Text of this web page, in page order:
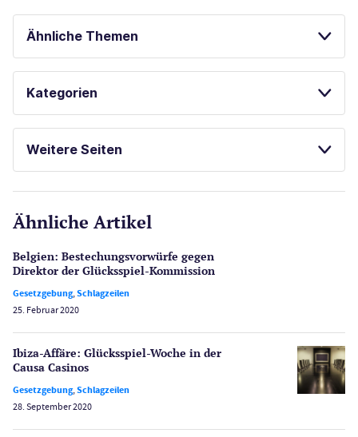
Ähnliche Themen
SPIELAUTOMATEN ONLINE SPIELEN
NOVOMATIC CASINOS
KOSTENLOSE SPIELE
Kategorien
Gesetzgebung
Lotterie
Poker
Schlagzeilen
Spiele
Weitere Seiten
CasinoOnline.de
Merkur Casinos
Spielautomaten
Ähnliche Artikel
Belgien: Bestechungs­vorwürfe gegen
Direktor der Glücksspiel-Kommission
Gesetzgebung,Schlagzeilen
25. Februar 2020
Ibiza-Affäre: Glücksspiel-Woche in der
Causa Casinos
Gesetzgebung,Schlagzeilen
28. September 2020